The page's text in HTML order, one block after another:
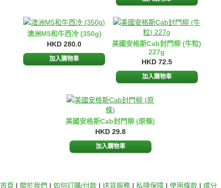
澳洲M5和牛西冷 (350g)
HKD 280.0
美國安格斯Cab封門柳 (牛粒)
227g
HKD 72.5
美國安格斯Cab封門柳 (原條)
HKD 29.8
首頁 | 關於我們 | 如何訂購/付款 | 送貨服務 | 私隱保障 | 使用條款 | 嚐分